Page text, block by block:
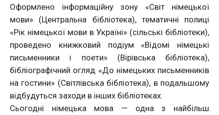
Оформлено інформаційну зону «Світ німецької
мови» (Центральна бібліотека), тематичні полиці
«Рік німецької мови в Україні» (сільські бібліотеки),
проведено книжковий подіум «Відомі німецькі
письменники і поети» (Вірівська бібліотека),
бібліографічний огляд «До німецьких письменників
на гостини» (Світлівська бібліотека), в подальшому
відбудуться заходи в інших бібліотеках.
Сьогодні німецька мова — одна з найбільш